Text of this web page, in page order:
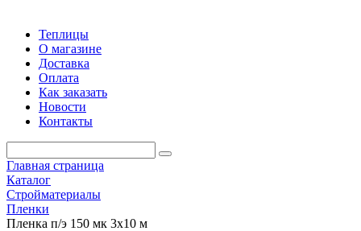
Теплицы
О магазине
Доставка
Оплата
Как заказать
Новости
Контакты
Главная страница
Каталог
Стройматериалы
Пленки
Пленка п/э 150 мк 3х10 м